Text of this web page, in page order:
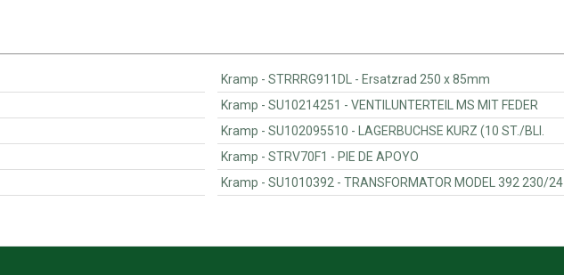
Kramp - STRRRG911DL - Ersatzrad 250 x 85mm
Kramp - SU10214251 - VENTILUNTERTEIL MS MIT FEDER
Kramp - SU102095510 - LAGERBUCHSE KURZ (10 ST./BLI.
Kramp - STRV70F1 - PIE DE APOYO
Kramp - SU1010392 - TRANSFORMATOR MODEL 392 230/24